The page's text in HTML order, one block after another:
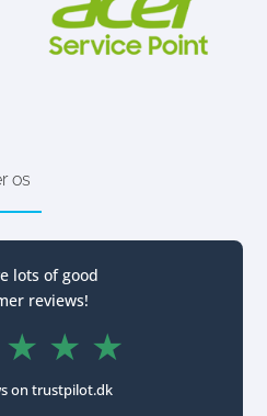
os
lots of good
reviews!
★ ★
on trustpilot.dk